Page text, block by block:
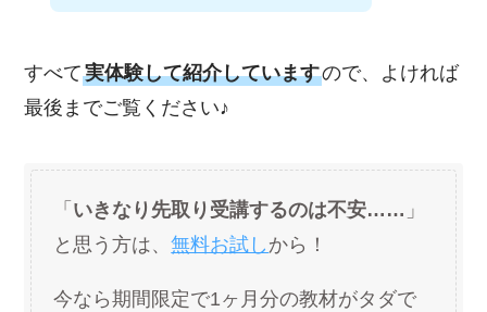
すべて実体験して紹介していますので、よければ
最後までご覧ください♪
「 いきなり先取り受講するのは不安…… 」
と思う方は、無料お試し から！
今なら期間限定で1ヶ月分の教材がタダで